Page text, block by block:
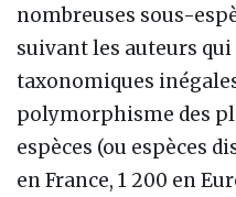
nombreuses sous-
suivant les auteurs
taxonomiques
polymorphisme des
espèces (ou espèces
en France, 1 200 en